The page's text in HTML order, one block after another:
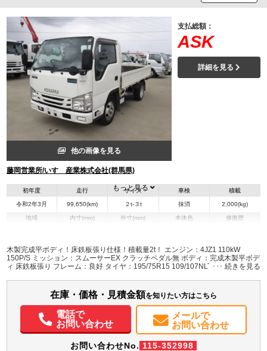
他の画像を見る
藤岡営業所/いすゞ産業株式会社(群馬県)
支払総額：
ASK
詳細を見る
初年度
令和2年3月
走行
99,650(km)
サイズ
２t-３t
車検
抹消
積載
2,000(kg)
地域 内寸(mm)
H:490
外寸(mm)
H:1,960
本体色 修復歴
装備情報
電動格納ミラー
ドラレコ
もっと見る
木製完成平ボディ！床鉄板張り仕様！積載量2t！ エンジン：4JZ1 110kW
150P/S ミッション：スムーサーEX クラッチペダル無 ボディ：完成木製平ボデ
ィ 床鉄板張り フレーム：良好 タイヤ：195/75R15 109/107NLT ノーマルタイ
在庫・価格・見積金額を知りたい方はこちら
電話で
お問い合わせ
メールで
お問い合わせ
お問い合わせNo. 115-352998